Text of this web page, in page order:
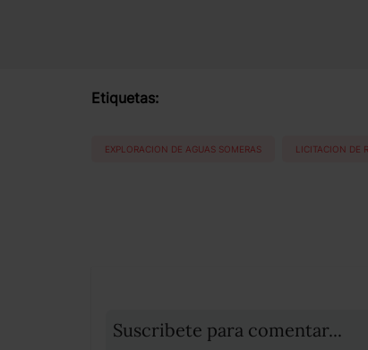
Etiquetas:
EXPLORACION DE AGUAS SOMERAS LICITACION DE
Suscribete para comentar...